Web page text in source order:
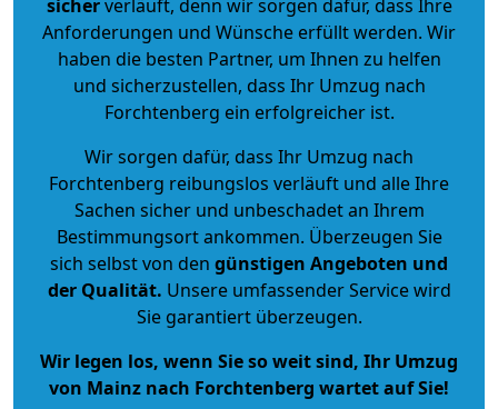
sicherverläuft, denn wir sorgen dafür, dass Ihre
Anforderungen und Wünsche erfüllt werden. Wir
haben die besten Partner, um Ihnen zu helfen
und sicherzustellen, dass Ihr Umzug nach
Forchtenberg ein erfolgreicher ist.
Wir sorgen dafür, dass Ihr Umzug nach
Forchtenberg reibungslos verläuft und alle Ihre
Sachen sicher und unbeschadet an Ihrem
Bestimmungsort ankommen. Überzeugen Sie
sich selbst von den günstigen Angeboten und
der Qualität. Unsere umfassender Service wird
Sie garantiert überzeugen.
Wir legen los, wenn Sie so weit sind, Ihr Umzug
von Mainz nach Forchtenberg wartet auf Sie!